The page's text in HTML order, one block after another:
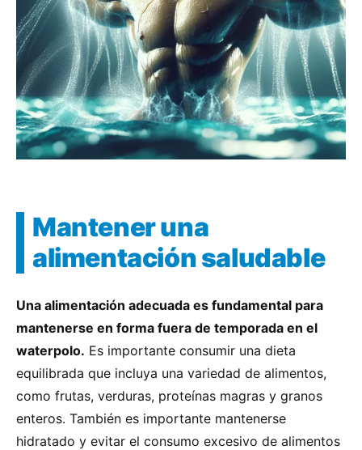
Mantener una
alimentación saludable
Una alimentación adecuada es fundamental para
mantenerse en forma fuera de temporada en el
waterpolo. Es importante consumir una dieta
equilibrada que incluya una variedad de alimentos,
como frutas, verduras, proteínas magras y granos
enteros. También es importante mantenerse
hidratado y evitar el consumo excesivo de alimentos